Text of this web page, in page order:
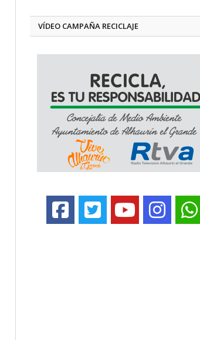
VÍDEO CAMPAÑA RECICLAJE